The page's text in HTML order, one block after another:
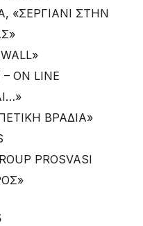
«ΣΕΡΓΙΑΝΙ ΣΤΗΝ
ON LINE
ΒΡΑΔΙΑ»
PROSVASI